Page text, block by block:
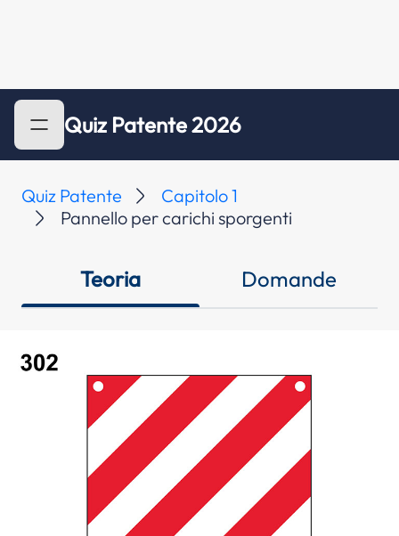
Quiz Patente 2026
Quiz Patente
Capitolo 1
Pannello per carichi sporgenti
Teoria Domande